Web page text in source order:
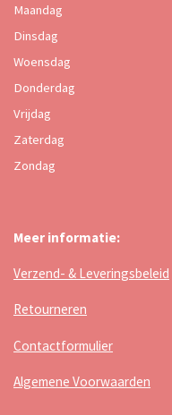
Maandag
Dinsdag
Woensdag
Donderdag
Vrijdag
Zaterdag
Zondag
Meer informatie:
Verzend- & Leveringsbeleid
Retourneren
Contactformulier
Algemene Voorwaarden